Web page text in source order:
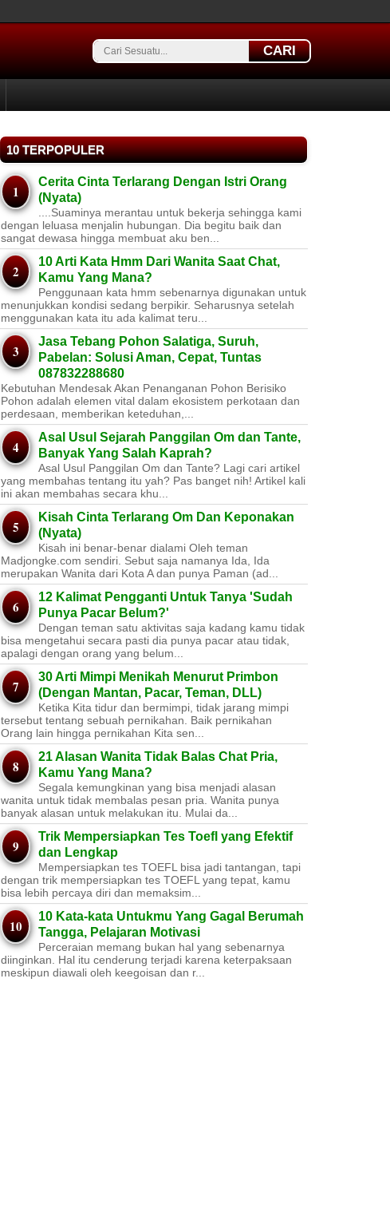
CARI
10 TERPOPULER
Cerita Cinta Terlarang Dengan Istri Orang
(Nyata)
....Suaminya merantau untuk bekerja sehingga kami
dengan leluasa menjalin hubungan. Dia begitu baik dan
sangat dewasa hingga membuat aku ben...
10 Arti Kata Hmm Dari Wanita Saat Chat,
Kamu Yang Mana?
Penggunaan kata hmm sebenarnya digunakan untuk
menunjukkan kondisi sedang berpikir. Seharusnya setelah
menggunakan kata itu ada kalimat teru...
Jasa Tebang Pohon Salatiga, Suruh,
Pabelan: Solusi Aman, Cepat, Tuntas
087832288680
Kebutuhan Mendesak Akan Penanganan Pohon Berisiko ​
Pohon adalah elemen vital dalam ekosistem perkotaan dan
perdesaan, memberikan keteduhan,...
Asal Usul Sejarah Panggilan Om dan Tante,
Banyak Yang Salah Kaprah?
Asal Usul Panggilan Om dan Tante? Lagi cari artikel
yang membahas tentang itu yah? Pas banget nih! Artikel kali
ini akan membahas secara khu...
Kisah Cinta Terlarang Om Dan Keponakan
(Nyata)
Kisah ini benar-benar dialami Oleh teman
Madjongke.com sendiri. Sebut saja namanya Ida, Ida
merupakan Wanita dari Kota A dan punya Paman (ad...
12 Kalimat Pengganti Untuk Tanya 'Sudah
Punya Pacar Belum?'
Dengan teman satu aktivitas saja kadang kamu tidak
bisa mengetahui secara pasti dia punya pacar atau tidak,
apalagi dengan orang yang belum...
30 Arti Mimpi Menikah Menurut Primbon
(Dengan Mantan, Pacar, Teman, DLL)
Ketika Kita tidur dan bermimpi, tidak jarang mimpi
tersebut tentang sebuah pernikahan. Baik pernikahan
Orang lain hingga pernikahan Kita sen...
21 Alasan Wanita Tidak Balas Chat Pria,
Kamu Yang Mana?
Segala kemungkinan yang bisa menjadi alasan
wanita untuk tidak membalas pesan pria. Wanita punya
banyak alasan untuk melakukan itu. Mulai da...
Trik Mempersiapkan Tes Toefl yang Efektif
dan Lengkap
Mempersiapkan tes TOEFL bisa jadi tantangan, tapi
dengan trik mempersiapkan tes TOEFL yang tepat, kamu
bisa lebih percaya diri dan memaksim...
10 Kata-kata Untukmu Yang Gagal Berumah
Tangga, Pelajaran Motivasi
Perceraian memang bukan hal yang sebenarnya
diinginkan. Hal itu cenderung terjadi karena keterpaksaan
meskipun diawali oleh keegoisan dan r...